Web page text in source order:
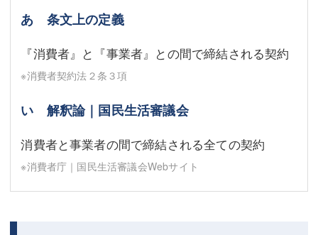
あ 条文上の定義
『消費者』と『事業者』との間で締結される契約
※消費者契約法２条３項
い 解釈論｜国民生活審議会
消費者と事業者の間で締結される全ての契約
※消費者庁｜国民生活審議会Webサイト